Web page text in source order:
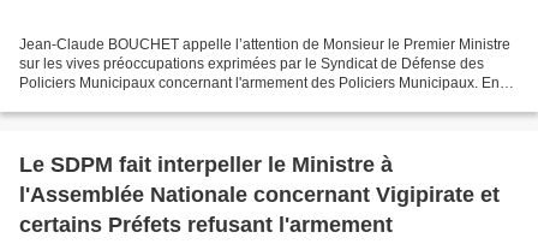
Jean-Claude BOUCHET appelle l’attention de Monsieur le Premier Ministre
sur les vives préoccupations exprimées par le Syndicat de Défense des
Policiers Municipaux concernant l'armement des Policiers Municipaux. En
Le SDPM fait interpeller le Ministre à
l'Assemblée Nationale concernant Vigipirate et
certains Préfets refusant l'armement